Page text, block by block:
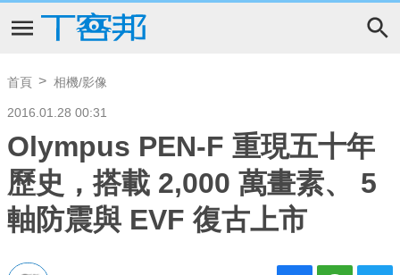
首頁 相機/影像
2016.01.28 00:31
Olympus PEN-F 重現五十年
歷史，搭載 2,000 萬畫素、 5
軸防震與 EVF 復古上市